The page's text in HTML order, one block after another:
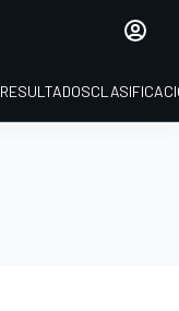
RESULTADOS